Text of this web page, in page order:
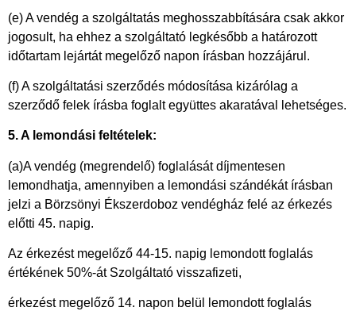
(e) A vendég a szolgáltatás meghosszabbítására csak akkor
jogosult, ha ehhez a szolgáltató legkésőbb a határozott
időtartam lejártát megelőző napon írásban hozzájárul.
(f) A szolgáltatási szerződés módosítása kizárólag a
szerződő felek írásba foglalt együttes akaratával lehetséges.
5. A lemondási feltételek:
(a)A vendég (megrendelő) foglalását díjmentesen
lemondhatja, amennyiben a lemondási szándékát írásban
jelzi a Börzsönyi Ékszerdoboz vendégház felé az érkezés
előtti 45. napig.
Az érkezést megelőző 44-15. napig lemondott foglalás
értékének 50%-át Szolgáltató visszafizeti,
érkezést megelőző 14. napon belül lemondott foglalás